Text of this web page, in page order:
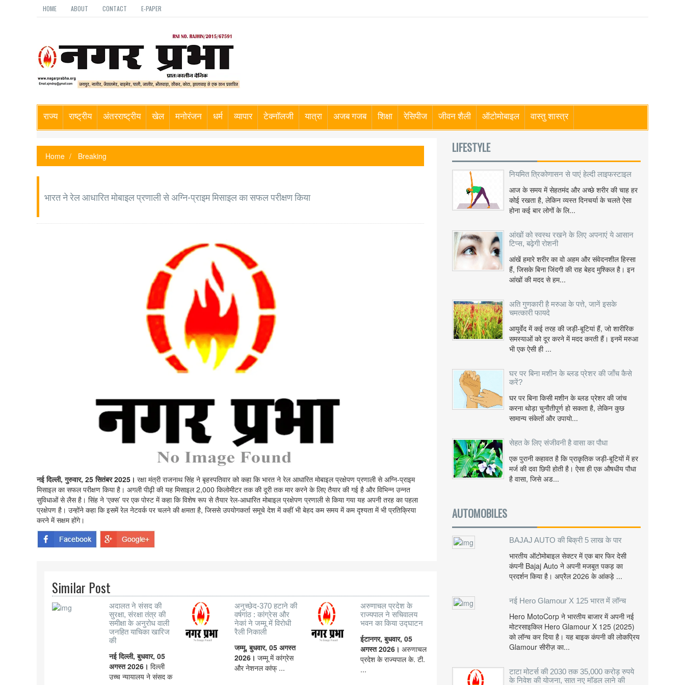
HOME ABOUT CONTACT E-PAPER
राज्य राष्ट्रीय अंतरराष्ट्रीय खेल मनोरंजन धर्म व्यापार टेक्नॉलजी यात्रा अजब गजब शिक्षा रेसिपीज जीवन शैली ऑटोमोबाइल वास्तु शास्त्र
Home Breaking
भारत ने रेल आधारित मोबाइल प्रणाली से अग्नि-प्राइम मिसाइल का सफल परीक्षण किया
नई दिल्ली, गुरुवार, 25 सितंबर 2025। रक्षा मंत्री राजनाथ सिंह ने बृहस्पतिवार को कहा कि भारत ने रेल आधारित मोबाइल प्रक्षेपण प्रणाली से अग्नि-प्राइम
मिसाइल का सफल परीक्षण किया है। अगली पीढ़ी की यह मिसाइल 2,000 किलोमीटर तक की दूरी तक मार करने के लिए तैयार की गई है और विभिन्न उन्नत
सुविधाओं से लैस है। सिंह ने ‘एक्स’ पर एक पोस्ट में कहा कि विशेष रूप से तैयार रेल-आधारित मोबाइल प्रक्षेपण प्रणाली से किया गया यह अपनी तरह का पहला
प्रक्षेपण है। उन्होंने कहा कि इसमें रेल नेटवर्क पर चलने की क्षमता है, जिससे उपयोगकर्ता समूचे देश में कहीं भी बेहद कम समय में कम दृश्यता में भी प्रतिक्रिया
करने में सक्षम होंगे।
Similar Post
अदालत ने संसद की
सुरक्षा, संरक्षा तंत्र की
समीक्षा के अनुरोध वाली
जनहित याचिका खारिज
की
नई दिल्ली, बुधवार, 05
अगस्त 2026। दिल्ली
उच्च न्यायालय ने संसद क
अनुच्छेद-370 हटाने की
वर्षगांठ : कांग्रेस और
नेकां ने जम्मू में विरोधी
रैली निकाली
जम्मू, बुधवार, 05 अगस्त
2026।जम्मू में कांग्रेस
और नेशनल कांफ् ...
अरुणाचल प्रदेश के
राज्यपाल ने सचिवालय
भवन का किया उद्घाटन
ईटानगर, बुधवार, 05
अगस्त 2026। अरुणाचल
प्रदेश के राज्यपाल के. टी.
...
LIFESTYLE
नियमित त्रिकोणासन से पाएं हेल्दी लाइफस्टाइल
आज के समय में सेहतमंद और अच्छे शरीर की चाह हर
कोई रखता है, लेकिन व्यस्त दिनचर्या के चलते ऐसा
होना कई बार लोगों के लि...
आंखों को स्वस्थ रखने के लिए अपनाएं ये आसान
टिप्स, बढ़ेगी रोशनी
आंखें हमारे शरीर का वो अहम और संवेदनशील हिस्सा
हैं, जिसके बिना जिंदगी की राह बेहद मुश्किल है। इन
आंखों की मदद से हम...
अति गुणकारी है मरुआ के पत्ते, जानें इसके
चमत्कारी फायदे
आयुर्वेद में कई तरह की जड़ी-बूटियां हैं, जो शारीरिक
समस्याओं को दूर करने में मदद करती हैं। इनमें मरुआ
भी एक ऐसी ही ...
घर पर बिना मशीन के ब्लड प्रेशर की जाँच कैसे
करें?
घर पर बिना किसी मशीन के ब्लड प्रेशर की जांच
करना थोड़ा चुनौतीपूर्ण हो सकता है, लेकिन कुछ
सामान्य संकेतों और उपायो...
सेहत के लिए संजीवनी है वासा का पौधा
एक पुरानी कहावत है कि प्राकृतिक जड़ी-बूटियों में हर
मर्ज की दवा छिपी होती है। ऐसा ही एक औषधीय पौधा
है वासा, जिसे अड...
AUTOMOBILES
BAJAJ AUTO की बिक्री 5 लाख के पार
भारतीय ऑटोमोबाइल सेक्टर में एक बार फिर देसी
कंपनी Bajaj Auto ने अपनी मजबूत पकड़ का
प्रदर्शन किया है। अप्रैल 2026 के आंकड़े ...
नई Hero Glamour X 125 भारत में लॉन्च
Hero MotoCorp ने भारतीय बाजार में अपनी नई
मोटरसाइकिल Hero Glamour X 125 (2025)
को लॉन्च कर दिया है। यह बाइक कंपनी की लोकप्रिय
Glamour सीरीज़ का...
टाटा मोटर्स की 2030 तक 35,000 करोड़ रुपये
के निवेश की योजना, सात नए मॉडल लाने की